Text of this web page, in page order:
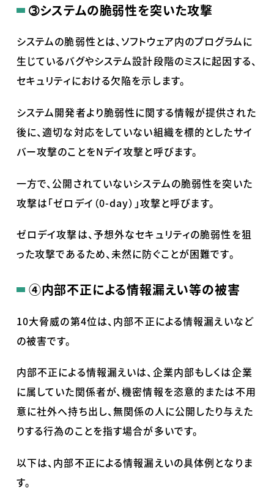
➂システムの脆弱性を突いた攻撃
システムの脆弱性とは、ソフトウェア内のプログラムに
生じているバグやシステム設計段階のミスに起因する、
セキュリティにおける欠陥を示します。
システム開発者より脆弱性に関する情報が提供された
後に、適切な対応をしていない組織を標的としたサイ
バー攻撃のことをNデイ攻撃と呼びます。
一方で、公開されていないシステムの脆弱性を突いた
攻撃は「ゼロデイ（0-day）」攻撃と呼びます。
ゼロデイ攻撃は、予想外なセキュリティの脆弱性を狙
った攻撃であるため、未然に防ぐことが困難です。
④内部不正による情報漏えい等の被害
10大脅威の第4位は、内部不正による情報漏えいなど
の被害です。
内部不正による情報漏えいは、企業内部もしくは企業
に属していた関係者が、機密情報を恣意的または不用
意に社外へ持ち出し、無関係の人に公開したり与えた
りする行為のことを指す場合が多いです。
以下は、内部不正による情報漏えいの具体例となりま
す。